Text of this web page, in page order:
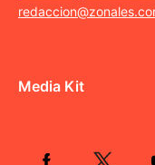
Media Kit